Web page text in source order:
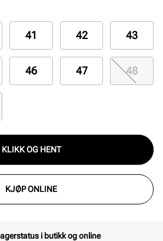
41 42 43
46 47 48
KLIKK OG HENT
KJØP ONLINE
i butikk og online